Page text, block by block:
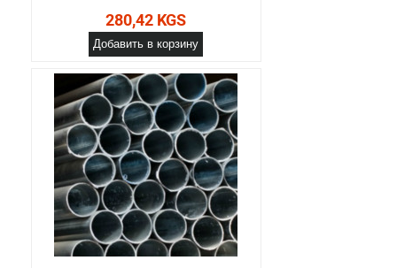
280,42 KGS
Добавить в корзину